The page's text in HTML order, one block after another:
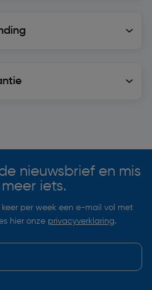
nieuwsbrief en mis
iets.
per week een e-mail vol met
hier onze privacyverklaring.